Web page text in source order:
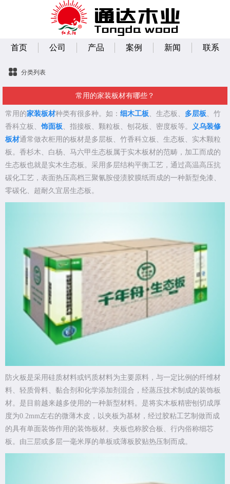
首页 公司 产品 案例 新闻 联系
分类列表
常用的家装板材有哪些？
常用的家装板材种类有很多种。如： 细木工板、生态板、 多层板、竹
香科立板、 饰面板、指接板、颗粒板、刨花板、密度板等。
义乌装修
板材通常做衣柜用的板材是多层板、竹香科立板、生态板、实木颗粒
板。香杉木、白杨、马六甲生态板属于实木板材的范畴，加工而成的
生态板也就是实木生态板。采用多层结构平衡工艺，通过高温高压抗
碳化工艺，表面热压高档三聚氰胺侵渍胶膜纸而成的一种新型免漆、
零碳化、超耐久宜居生态板。
防火板是采用硅质材料或钙质材料为主要原料，与一定比例的纤维材
料、轻质骨料、黏合剂和化学添加剂混合，经蒸压技术制成的装饰板
材。是目前越来越多使用的一种新型材料。是将实木板精密刨切成厚
度为0.2mm左右的微薄木皮，以夹板为基材，经过胶粘工艺制做而成
的具有单面装饰作用的装饰板材。夹板也称胶合板、行内俗称细芯
板。由三层或多层一毫米厚的单板或薄板胶贴热压制而成。